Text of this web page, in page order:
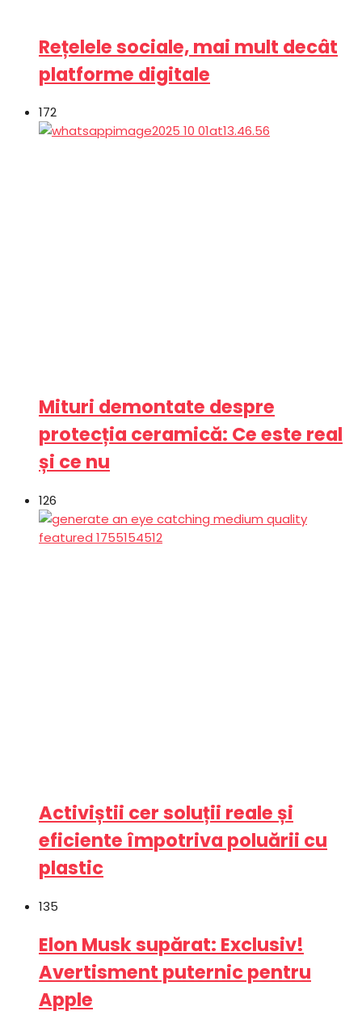
Rețelele sociale, mai mult decât
platforme digitale
172
Mituri demontate despre
protecția ceramică: Ce este real
și ce nu
126
Activiștii cer soluții reale și
eficiente împotriva poluării cu
plastic
135
Elon Musk supărat: Exclusiv!
Avertisment puternic pentru
Apple